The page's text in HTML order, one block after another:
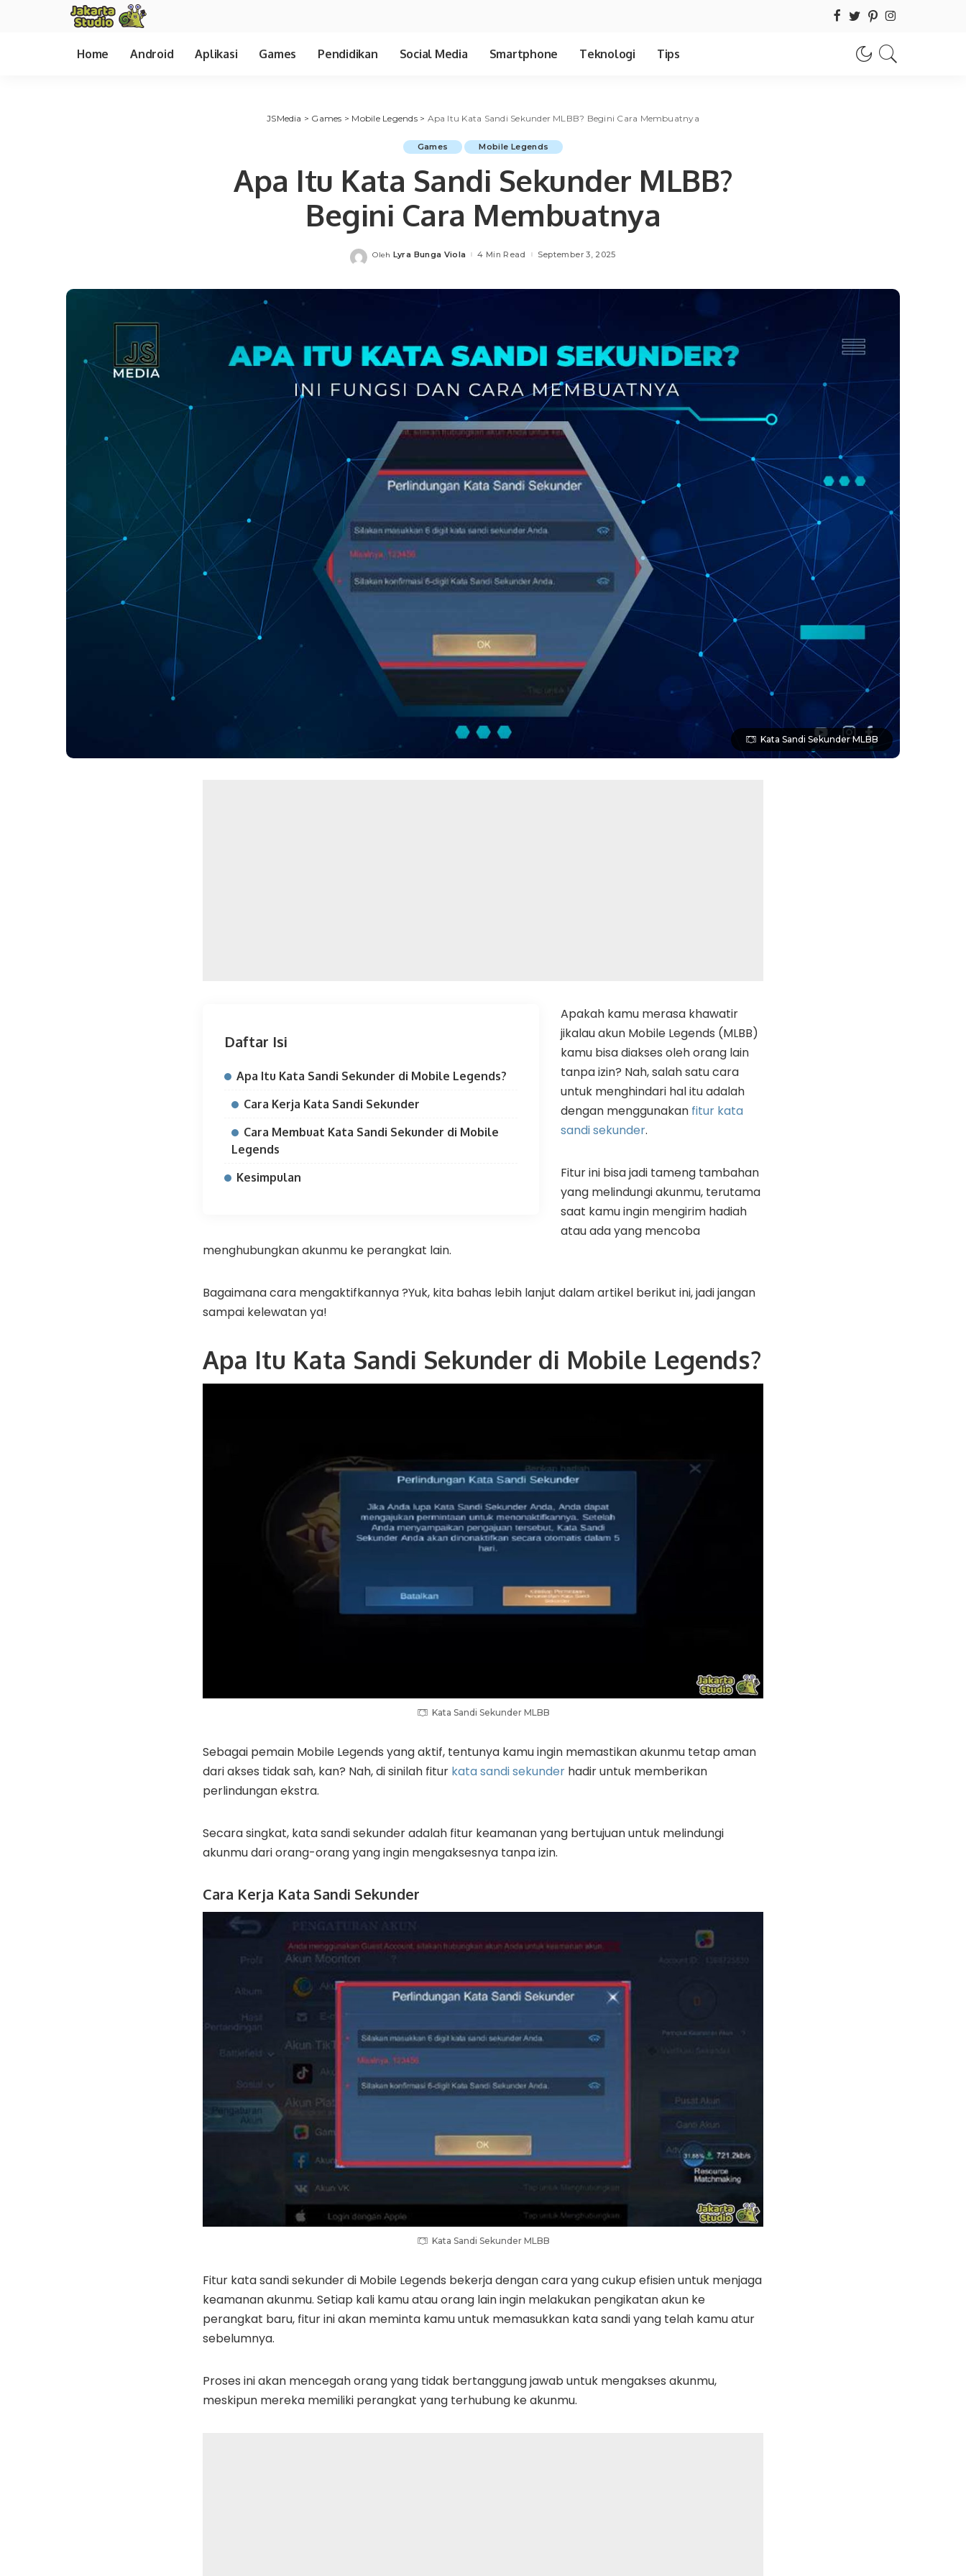
Home Android Aplikasi Games Pendidikan Social Media Smartphone Teknologi Tips
JSMedia > Games > Mobile Legends> Apa Itu Kata Sandi Sekunder MLBB? Begini Cara Membuatnya
Games Mobile Legends
Apa Itu Kata Sandi Sekunder MLBB?
Begini Cara Membuatnya
Posted
Oleh Lyra Bunga Viola 4 Min Read September 3, 2025
Kata Sandi Sekunder MLBB
Daftar Isi
Apa Itu Kata Sandi Sekunder di Mobile Legends?
Cara Kerja Kata Sandi Sekunder
Cara Membuat Kata Sandi Sekunder di Mobile
Legends
Kesimpulan
Apakah kamu merasa khawatir
jikalau akun Mobile Legends (MLBB)
kamu bisa diakses oleh orang lain
tanpa izin? Nah, salah satu cara
untuk menghindari hal itu adalah
dengan menggunakan fitur kata
sandi sekunder.
Fitur ini bisa jadi tameng tambahan
yang melindungi akunmu, terutama
saat kamu ingin mengirim hadiah
atau ada yang mencoba
menghubungkan akunmu ke perangkat lain.
Bagaimana cara mengaktifkannya ?Yuk, kita bahas lebih lanjut dalam artikel berikut ini, jadi jangan
sampai kelewatan ya!
Apa Itu Kata Sandi Sekunder di Mobile Legends?
Kata Sandi Sekunder MLBB
Sebagai pemain Mobile Legends yang aktif, tentunya kamu ingin memastikan akunmu tetap aman
dari akses tidak sah, kan? Nah, di sinilah fitur kata sandi sekunder hadir untuk memberikan
perlindungan ekstra.
Secara singkat, kata sandi sekunder adalah fitur keamanan yang bertujuan untuk melindungi
akunmu dari orang-orang yang ingin mengaksesnya tanpa izin.
Cara Kerja Kata Sandi Sekunder
Kata Sandi Sekunder MLBB
Fitur kata sandi sekunder di Mobile Legends bekerja dengan cara yang cukup efisien untuk menjaga
keamanan akunmu. Setiap kali kamu atau orang lain ingin melakukan pengikatan akun ke
perangkat baru, fitur ini akan meminta kamu untuk memasukkan kata sandi yang telah kamu atur
sebelumnya.
Proses ini akan mencegah orang yang tidak bertanggung jawab untuk mengakses akunmu,
meskipun mereka memiliki perangkat yang terhubung ke akunmu.